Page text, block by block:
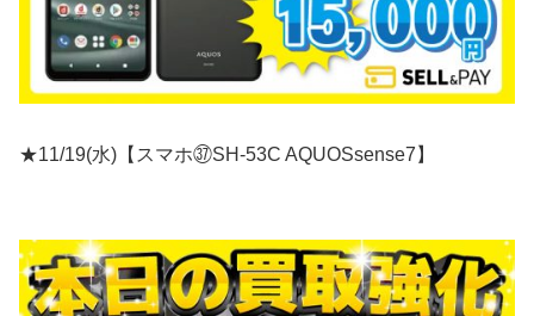
★11/19(水)【スマホ㊲SH-53C AQUOSsense7】